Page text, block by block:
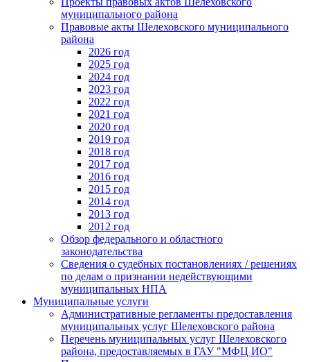
муниципального района
Правовые акты Шелеховского муниципального
района
2026 год
2025 год
2024 год
2023 год
2022 год
2021 год
2020 год
2019 год
2018 год
2017 год
2016 год
2015 год
2014 год
2013 год
2012 год
Обзор федерального и областного
законодательства
Сведения о судебных постановлениях / решениях
по делам о признании недействующими
муниципальных НПА
Муниципальные услуги
Административные регламенты предоставления
муниципальных услуг Шелеховского района
Перечень муниципальных услуг Шелеховского
района, предоставляемых в ГАУ "МФЦ ИО"